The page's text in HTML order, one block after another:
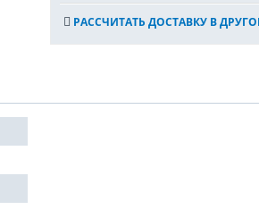
РАССЧИТАТЬ ДОСТАВКУ В